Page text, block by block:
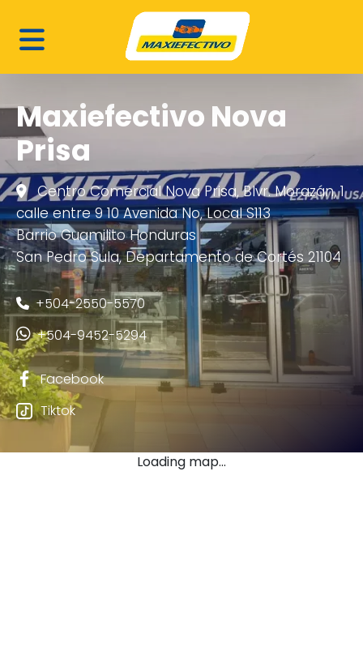
Maxiefectivo Nova
Prisa
Centro Comercial Nova Prisa, Blvr. Morazán, 1
calle entre 9 10 Avenida No, Local S113
Barrio Guamilito Honduras
San Pedro Sula, Departamento de Cortés 21104
+504-2550-5570
+504-9452-5294
Facebook
Tiktok
Loading map...